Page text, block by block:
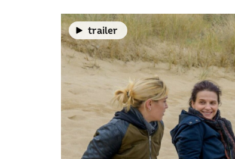
trailer